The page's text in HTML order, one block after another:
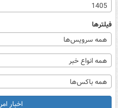
1405
فیلترها
همه سرویس‌ها
همه انواع خبر
همه باکس‌ها
اخبار